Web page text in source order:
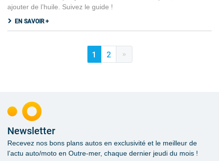
ajouter de l’huile. Suivez le guide !
EN SAVOIR +
1 2 »
Newsletter
Recevez nos bons plans autos en exclusivité et le meilleur de
l’actu auto/moto en Outre-mer, chaque dernier jeudi du mois !